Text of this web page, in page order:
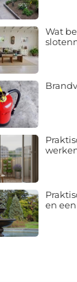
Wat
en